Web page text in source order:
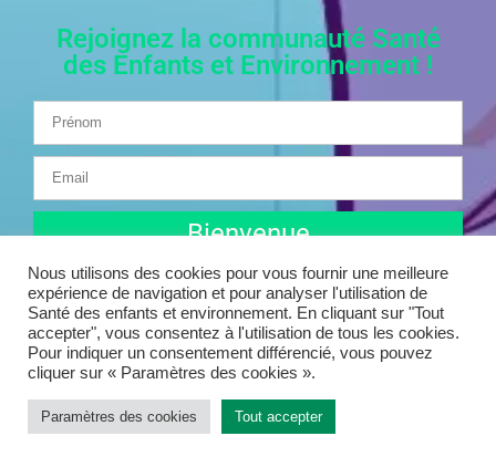
Rejoignez la communauté Santé
des Enfants et Environnement !
Bienvenue
réservés
Nous utilisons des cookies pour vous fournir une meilleure
expérience de navigation et pour analyser l'utilisation de
Santé des enfants et environnement. En cliquant sur "Tout
accepter", vous consentez à l'utilisation de tous les cookies.
Pour indiquer un consentement différencié, vous pouvez
cliquer sur « Paramètres des cookies ».
Paramètres des cookies Tout accepter